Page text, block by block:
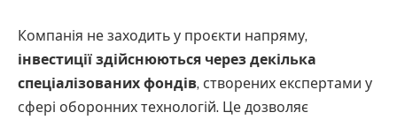
Компанія не заходить у проєкти напряму,
інвестиції здійснюються через декілька
спеціалізованих фондів, створених експертами у
сфері оборонних технологій. Це дозволяє